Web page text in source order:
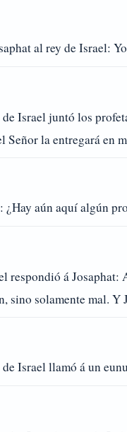
al rey de Israel:
Israel juntó los
Señor la entregará en
aún aquí algún
respondió á
sino solamente mal. Y
Israel llamó á un